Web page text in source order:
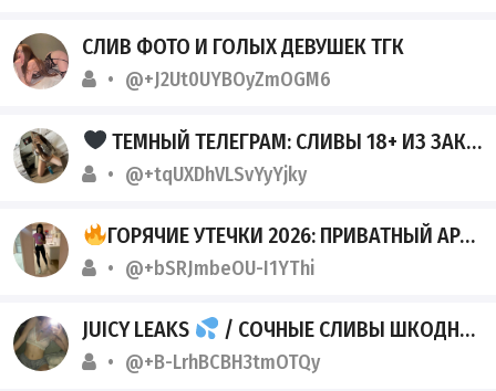
СЛИВ ФОТО И ГОЛЫХ ДЕВУШЕК ТГК
@+J2Ut0UYBOyZmOGM6
ТЕМНЫЙ ТЕЛЕГРАМ: СЛИВЫ 18+ ИЗ ЗАКРЫТЫХ АРХИВОВ
@+tqUXDhVLSvYyYjky
ГОРЯЧИЕ УТЕЧКИ 2026: ПРИВАТНЫЙ АРХИВ ТЕЛЕГРАМ
@+bSRJmbeOU-I1YThi
JUICY LEAKS / СОЧНЫЕ СЛИВЫ ШКОДНИЦ
@+B-LrhBCBH3tmOTQy